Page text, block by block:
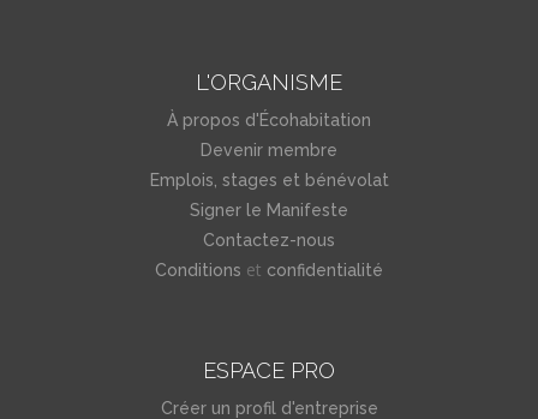
L'ORGANISME
À propos d'Écohabitation
Devenir membre
Emplois, stages et bénévolat
Signer le Manifeste
Contactez-nous
Conditions et confidentialité
ESPACE PRO
Créer un profil d'entreprise